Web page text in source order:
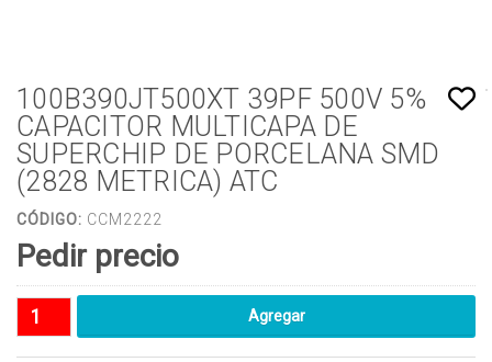
100B390JT500XT 39PF 500V 5%
CAPACITOR MULTICAPA DE
SUPERCHIP DE PORCELANA SMD
(2828 METRICA) ATC
CÓDIGO: CCM2222
Pedir precio